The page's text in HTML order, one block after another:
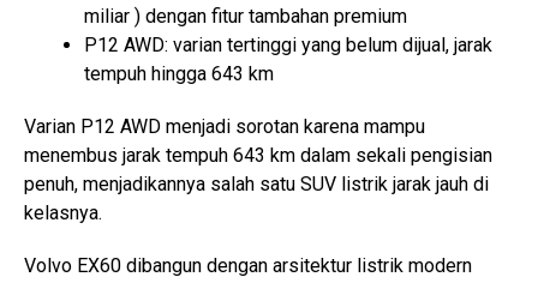
miliar ) dengan fitur tambahan premium
P12 AWD: varian tertinggi yang belum dijual, jarak
tempuh hingga 643 km
Varian P12 AWD menjadi sorotan karena mampu
menembus jarak tempuh 643 km dalam sekali pengisian
penuh, menjadikannya salah satu SUV listrik jarak jauh di
kelasnya.
Volvo EX60 dibangun dengan arsitektur listrik modern